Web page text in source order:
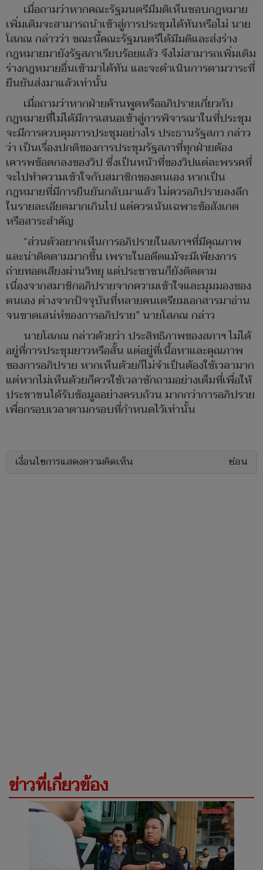
เมื่อถามว่าหากคณะรัฐมนตรีมีมติเห็นชอบกฎหมาย
เพิ่มเติมจะสามารถนำเข้าสู่การประชุมได้ทันหรือไม่ นาย
โสภณ กล่าวว่า ขณะนี้คณะรัฐมนตรีได้มีมติและส่งร่าง
กฎหมายมายังรัฐสภาเรียบร้อยแล้ว จึงไม่สามารถเพิ่มเติม
ร่างกฎหมายอื่นเข้ามาได้ทัน และจะดำเนินการตามวาระที่
ยืนยันส่งมาแล้วเท่านั้น
เมื่อถามว่าหากฝ่ายค้านพูดหรืออภิปรายเกี่ยวกับ
กฎหมายที่ไม่ได้มีการเสนอเข้าสู่การพิจารณาในที่ประชุม
จะมีการควบคุมการประชุมอย่างไร ประธานรัฐสภา กล่าว
ว่า เป็นเรื่องปกติของการประชุมรัฐสภาที่ทุกฝ่ายต้อง
เคารพข้อตกลงของวิป ซึ่งเป็นหน้าที่ของวิปแต่ละพรรคที่
จะไปทำความเข้าใจกับสมาชิกของตนเอง หากเป็น
กฎหมายที่มีการยืนยันกลับมาแล้ว ไม่ควรอภิปรายลงลึก
ในรายละเอียดมากเกินไป แต่ควรเน้นเฉพาะข้อสังเกต
หรือสาระสำคัญ
“ส่วนตัวอยากเห็นการอภิปรายในสภาฯที่มีคุณภาพ
และน่าติดตามมากขึ้น เพราะในอดีตแม้จะมีเพียงการ
ถ่ายทอดเสียงผ่านวิทยุ แต่ประชาชนก็ยังติดตาม
เนื่องจากสมาชิกอภิปรายจากความเข้าใจและมุมมองของ
ตนเอง ต่างจากปัจจุบันที่หลายคนเตรียมเอกสารมาอ่าน
จนขาดเสน่ห์ของการอภิปราย” นายโสภณ กล่าว
นายโสภณ กล่าวด้วยว่า ประสิทธิภาพของสภาฯ ไม่ได้
อยู่ที่การประชุมยาวหรือสั้น แต่อยู่ที่เนื้อหาและคุณภาพ
ของการอภิปราย หากเห็นด้วยก็ไม่จำเป็นต้องใช้เวลามาก
แต่หากไม่เห็นด้วยก็ควรใช้เวลาซักถามอย่างเต็มที่เพื่อให้
ประชาชนได้รับข้อมูลอย่างครบถ้วน มากกว่าการอภิปราย
เพื่อกรอบเวลาตามกรอบที่กำหนดไว้เท่านั้น
เงื่อนไขการแสดงความคิดเห็น ซ่อน
ข่าวที่เกี่ยวข้อง